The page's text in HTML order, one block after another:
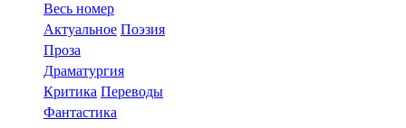
Весь номер
Актуальное Поэзия
Проза
Драматургия
Критика Переводы
Фантастика